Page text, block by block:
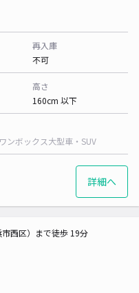
再入庫
不可
高さ
160cm 以下
ワンボックス大型車・SUV
詳細へ
西区）まで徒歩 19分